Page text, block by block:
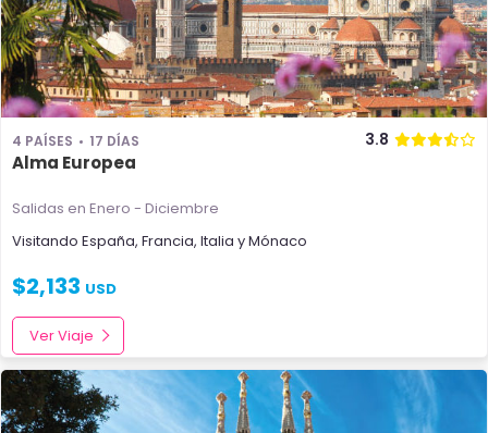
4 PAÍSES 17 DÍAS 3.8
Alma Europea
Salidas en Enero - Diciembre
Visitando España, Francia, Italia yMónaco
$2,133 USD
Ver Viaje